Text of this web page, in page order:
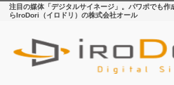
注目の媒体「デジタルサイネージ」。パワポでも
らIroDori（イロドリ）の株式会社オール